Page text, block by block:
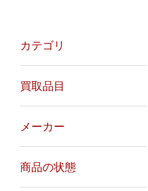
カテゴリ
買取品目
メーカー
商品の状態